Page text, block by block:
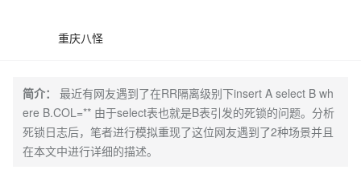
重庆八怪
简介：
最近有网友遇到了在RR隔离级别下insert A select B wh
ere B.COL=** 由于select表也就是B表引发的死锁的问题。分析
死锁日志后，笔者进行模拟重现了这位网友遇到了2种场景并且
在本文中进行详细的描述。